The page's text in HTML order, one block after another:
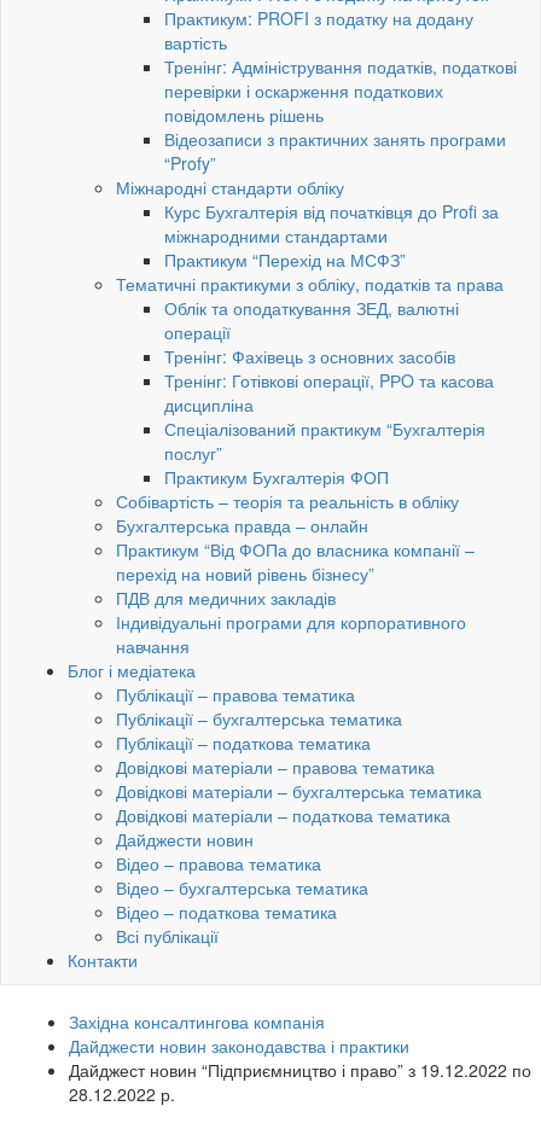
Практикум: PROFI з податку на додану
вартість
Тренінг: Адміністрування податків, податкові
перевірки і оскарження податкових
повідомлень рішень
Відеозаписи з практичних занять програми
“Profy”
Міжнародні стандарти обліку
Курс Бухгалтерія від початківця до Profi за
міжнародними стандартами
Практикум “Перехід на МСФЗ”
Тематичні практикуми з обліку, податків та права
Облік та оподаткування ЗЕД, валютні
операції
Тренінг: Фахівець з основних засобів
Тренінг: Готівкові операції, PРO та касова
дисципліна
Спеціалізований практикум “Бухгалтерія
послуг”
Практикум Бухгалтерія ФОП
Собівартість – теорія та реальність в обліку
Бухгалтерська правда – онлайн
Практикум “Від ФОПа до власника компанії –
перехід на новий рівень бізнесу”
ПДВ для медичних закладів
Індивідуальні програми для корпоративного
навчання
Блог і медіатека
Публікації – правова тематика
Публікації – бухгалтерська тематика
Публікації – податкова тематика
Довідкові матеріали – правова тематика
Довідкові матеріали – бухгалтерська тематика
Довідкові матеріали – податкова тематика
Дайджести новин
Відео – правова тематика
Відео – бухгалтерська тематика
Відео – податкова тематика
Всі публікації
Контакти
Західна консалтингова компанія
Дайджести новин законодавства і практики
Дайджест новин “Підприємництво і право” з 19.12.2022 по
28.12.2022 р.